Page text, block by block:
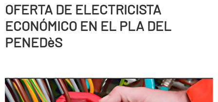
OFERTA DE ELECTRICISTA
ECONÓMICO EN EL PLA DEL
PENEDèS